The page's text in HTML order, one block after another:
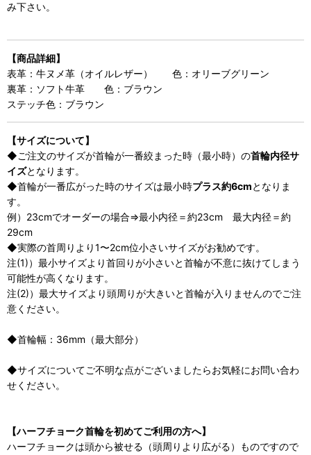
み下さい。
【商品詳細】
表革：牛ヌメ革（オイルレザー） 色：オリーブグリーン
裏革：ソフト牛革 色：ブラウン
ステッチ色：ブラウン
【サイズについて】
◆ご注文のサイズが首輪が一番絞まった時（最小時）の首輪内径サ
イズとなります。
◆首輪が一番広がった時のサイズは最小時プラス約6cmとなりま
す。
例）23cmでオーダーの場合⇒最小内径＝約23cm 最大内径＝約
29cm
◆実際の首周りより1〜2cm位小さいサイズがお勧めです。
注(1)）最小サイズより首回りが小さいと首輪が不意に抜けてしまう
可能性が高くなります。
注(2)）最大サイズより頭周りが大きいと首輪が入りませんのでご注
意ください。
◆首輪幅：36mm（最大部分）
◆サイズについてご不明な点がございましたらお気軽にお問い合わ
せください。
【ハーフチョーク首輪を初めてご利用の方へ】
ハーフチョークは頭から被せる（頭周りより広がる）ものですので